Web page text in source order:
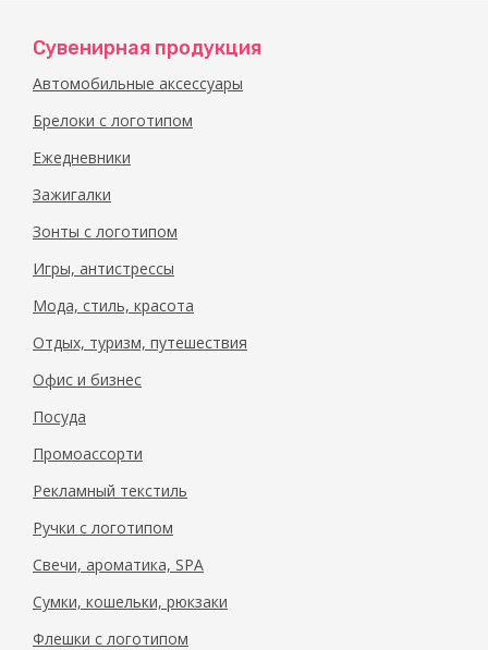
Сувенирная продукция
Автомобильные аксессуары
Брелоки с логотипом
Ежедневники
Зажигалки
Зонты с логотипом
Игры, антистрессы
Мода, стиль, красота
Отдых, туризм, путешествия
Офис и бизнес
Посуда
Промоассорти
Рекламный текстиль
Ручки с логотипом
Свечи, ароматика, SPA
Сумки, кошельки, рюкзаки
Флешки с логотипом